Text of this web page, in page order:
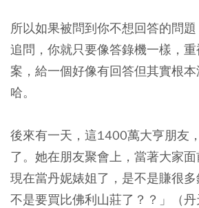
所以如果被問到你不想回答的問
追問，你就只要像答錄機一樣，
案，給一個好像有回答但其實根
哈。
後來有一天，這1400萬大亨朋友
了。她在朋友聚會上，當著大家
現在當丹妮婊姐了，是不是賺很
不是要買比佛利山莊了？？」（